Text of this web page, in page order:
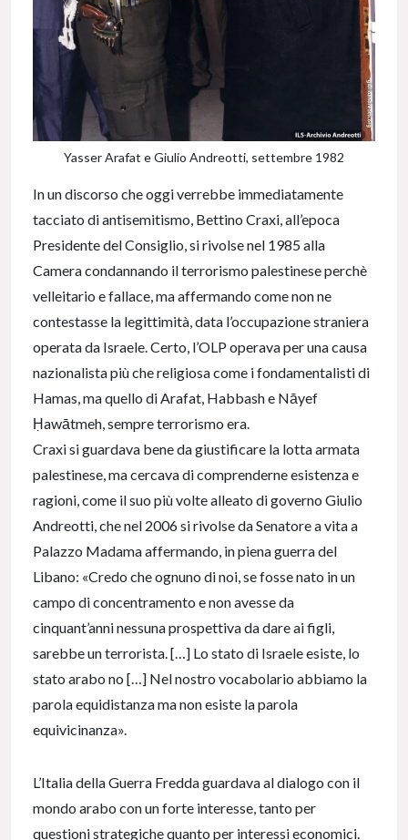
Yasser Arafat e Giulio Andreotti, settembre 1982
In un discorso che oggi verrebbe immediatamente
tacciato di antisemitismo, Bettino Craxi, all’epoca
Presidente del Consiglio, si rivolse nel 1985 alla
Camera condannando il terrorismo palestinese perchè
velleitario e fallace, ma affermando come non ne
contestasse la legittimità, data l’occupazione straniera
operata da Israele. Certo, l’OLP operava per una causa
nazionalista più che religiosa come i fondamentalisti di
Hamas, ma quello di Arafat, Habbash e Nāyef
Ḥawātmeh, sempre terrorismo era.
Craxi si guardava bene da giustificare la lotta armata
palestinese, ma cercava di comprenderne esistenza e
ragioni, come il suo più volte alleato di governo Giulio
Andreotti, che nel 2006 si rivolse da Senatore a vita a
Palazzo Madama affermando, in piena guerra del
Libano: «Credo che ognuno di noi, se fosse nato in un
campo di concentramento e non avesse da
cinquant’anni nessuna prospettiva da dare ai figli,
sarebbe un terrorista. […] Lo stato di Israele esiste, lo
stato arabo no […] Nel nostro vocabolario abbiamo la
parola equidistanza ma non esiste la parola
equivicinanza».
L’Italia della Guerra Fredda guardava al dialogo con il
mondo arabo con un forte interesse, tanto per
questioni strategiche quanto per interessi economici.